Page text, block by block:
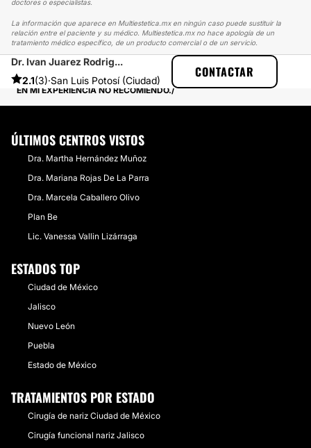
doctores o especialistas.
La información que aparece en Multiestetica.mx en ningún caso puede sustituir la
relación entre el paciente y su médico. Multiestetica.mx no hace apología de un
tratamiento médico específico, de un producto comercial o de un servicio.
Dr. Ivan Juarez Rodrig...
2.1(3)·San Luis Potosí (Ciudad)
CONTACTAR
MULTIESTETICA
EXPERIENCIAS
EXPERIENCIAS SOBRE RINOPLASTIA
EN MI EXPERIENCIA NO RECOMIENDO.
ÚLTIMOS CENTROS VISTOS
Dra. ​Martha Hernández Muñoz
Dra. Mariana Rojas De La Parra
Dra. Marcela Caballero Olivo
Plan Be
Lic. Vanessa Vallin Lizárraga
ESTADOS TOP
Ciudad de México
Jalisco
Nuevo León
Puebla
Estado de México
TRATAMIENTOS POR ESTADO
Cirugía de nariz Ciudad de México
Cirugía funcional nariz Jalisco